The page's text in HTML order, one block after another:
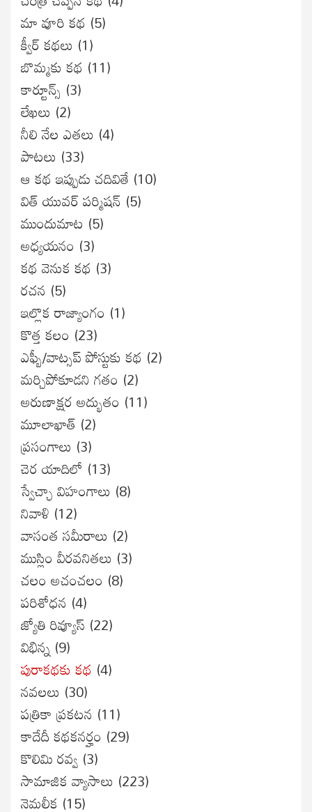
మా వూరి కథ (5)
క్వీర్ కథలు (1)
బొమ్మకు కథ (11)
కార్టూన్స్ (3)
లేఖలు (2)
నీలి నేల ఎతలు (4)
పాటలు (33)
ఆ కథ ఇప్పుడు చదివితే (10)
విత్ యువర్ పర్మిషన్ (5)
ముందుమాట (5)
అధ్యయనం (3)
కథ వెనుక కథ (3)
రచన (5)
ఇల్లొక రాజ్యాంగం (1)
కొత్త కలం (23)
ఎఫ్బీ/వాట్సప్ పోస్టుకు కథ (2)
మర్చిపోకూడని గతం (2)
అరుణాక్షర అద్భుతం (11)
మూలాఖాత్ (2)
ప్రసంగాలు (3)
చెర యాదిలో (13)
స్వేచ్ఛా విహంగాలు (8)
నివాళి (12)
వాసంత సమీరాలు (2)
ముస్లిం వీరవనితలు (3)
చలం అచంచలం (8)
ప‌రిశోధ‌న‌ (4)
జ్యోతి రివ్యూస్ (22)
విభిన్న (9)
పురాకథకు కథ (4)
నవలలు (30)
పత్రికా ప్రకటన (11)
కాదేదీ కథకనర్హం (29)
కొలిమి రవ్వ (3)
సామాజిక వ్యాసాలు (223)
నెమలీక (15)